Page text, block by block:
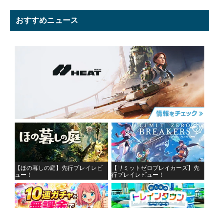
おすすめニュース
【ほの暮しの庭】先行プレイレビ
ュー！
【リミットゼロブレイカーズ】先
行プレイレビュー！